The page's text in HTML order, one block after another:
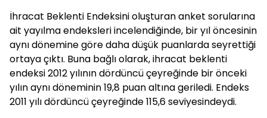
İhracat Beklenti Endeksini oluşturan anket sorularına
ait yayılma endeksleri incelendiğinde, bir yıl öncesinin
aynı dönemine göre daha düşük puanlarda seyrettiği
ortaya çıktı. Buna bağlı olarak, ihracat beklenti
endeksi 2012 yılının dördüncü çeyreğinde bir önceki
yılın aynı döneminin 19,8 puan altına geriledi. Endeks
2011 yılı dördüncü çeyreğinde 115,6 seviyesindeydi.